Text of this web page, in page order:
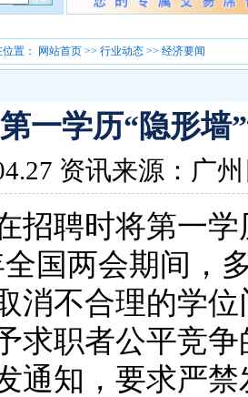
置：
网站首页 >> 行业动态 >> 经济要闻
第一学历“隐形墙
资讯来源：广
招聘时将第一学
国两会期间，
消不合理的学
求职者公平竞
通知，要求严禁